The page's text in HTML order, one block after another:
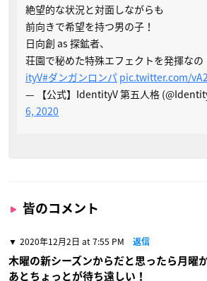
絶望的な状況と対面しながらも
前向きで希望を持つ男の子！
日向創 as 探鉱者、
荘園で秘めた特殊エフェクトを発揮なの
ityV#ダンガンロンパ pic.twitter.com/
— 【公式】IdentityV 第五人格
6, 2020
皆のコメント
2020年12月2日 at 7:55 PM 返信
木曜の新シーズンからだと思ったら月曜
あとちょっとが待ち遠しい！